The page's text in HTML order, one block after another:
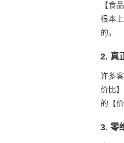
【食
根本
的。
2. 真
许多
价比
的【
3. 零